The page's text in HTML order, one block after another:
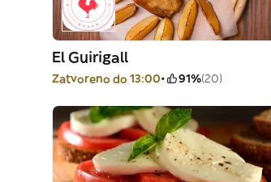
El Guirigall
Zatvoreno do 13:00 91%(20)